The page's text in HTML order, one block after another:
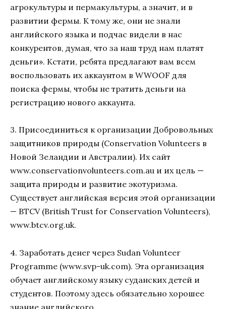
агрокультуры и пермакультуры, а значит, и в
развитии фермы. К тому же, они не знали
английского языка и подчас видели в нас
конкурентов, думая, что за наш труд нам платят
деньги». Кстати, ребята предлагают вам всем
воспользовать их аккаунтом в WWOOF для
поиска фермы, чтобы не тратить деньги на
регистрацию нового аккаунта.
3. Присоединиться к организации Добровольных
защитников природы (Conservation Volunteers в
Новой Зеландии и Австралии). Их сайт
www.conservationvolunteers.com.au и их цель —
защита природы и развитие экотуризма.
Существует английская версия этой организации
— BTCV (British Trust for Conservation Volunteers),
www.btcv.org.uk.
4. Заработать денег через Sudan Volunteer
Programme (www.svp-uk.com). Эта организация
обучает английскому языку суданских детей и
студентов. Поэтому здесь обязательно хорошее
знание английского.